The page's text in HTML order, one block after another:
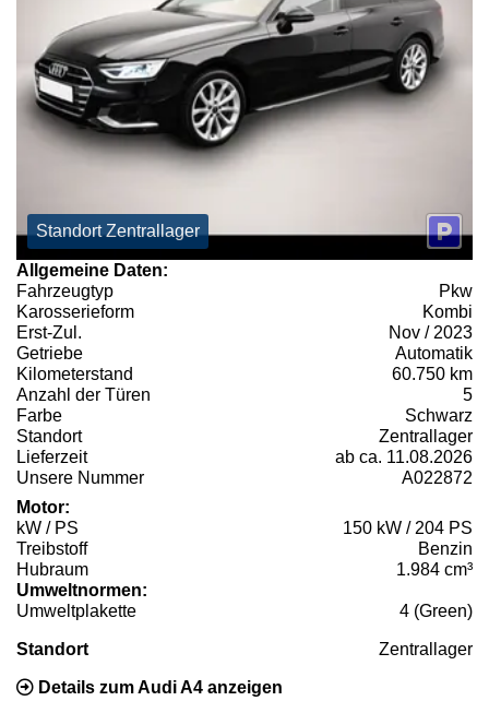
Standort Zentrallager
Allgemeine Daten:
Fahrzeugtyp
Pkw
Karosserieform
Kombi
Erst-Zul.
Nov / 2023
Getriebe
Automatik
Kilometerstand
60.750 km
Anzahl der Türen
5
Farbe
Schwarz
Standort
Zentrallager
Lieferzeit
ab ca. 11.08.2026
Unsere Nummer
A022872
Motor:
kW / PS
150 kW / 204 PS
Treibstoff
Benzin
Hubraum
1.984 cm³
Umweltnormen:
Umweltplakette
4 (Green)
Standort Zentrallager
Details zum Audi A4 anzeigen